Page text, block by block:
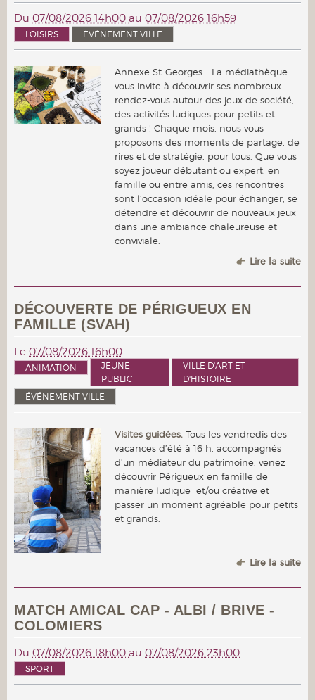
Du 07/08/2026 14h00 au 07/08/2026 16h59
LOISIRS ÉVÉNEMENT VILLE
Annexe St-Georges - La médiathèque
vous invite à découvrir ses nombreux
rendez-vous autour des jeux de société,
des activités ludiques pour petits et
grands ! Chaque mois, nous vous
proposons des moments de partage, de
rires et de stratégie, pour tous. Que vous
soyez joueur débutant ou expert, en
famille ou entre amis, ces rencontres
sont l’occasion idéale pour échanger, se
détendre et découvrir de nouveaux jeux
dans une ambiance chaleureuse et
conviviale.
Lire la suite
DÉCOUVERTE DE PÉRIGUEUX EN
FAMILLE (SVAH)
Le 07/08/2026 16h00
ANIMATION
JEUNE
PUBLIC
VILLE D'ART ET
D'HISTOIRE
ÉVÉNEMENT VILLE
Visites guidées. Tous les vendredis des
vacances d’été à 16 h, accompagnés
d’un médiateur du patrimoine, venez
découvrir Périgueux en famille de
manière ludique et/ou créative et
passer un moment agréable pour petits
et grands.
Lire la suite
MATCH AMICAL CAP - ALBI / BRIVE -
COLOMIERS
Du 07/08/2026 18h00 au 07/08/2026 23h00
SPORT